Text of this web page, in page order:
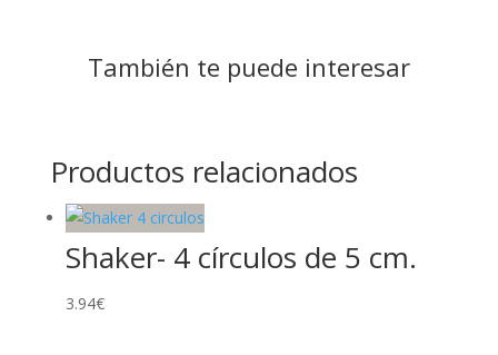
También te puede interesar
Productos relacionados
Shaker- 4 círculos de 5 cm.
3.94€